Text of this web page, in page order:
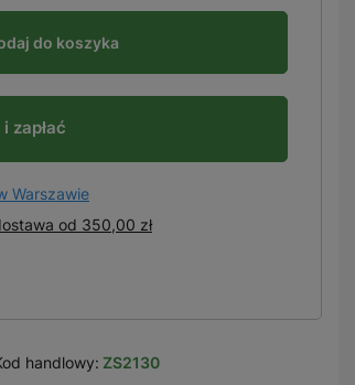
do koszyka
zapłać
Warszawie
od 350,00 zł
handlowy: ZS2130